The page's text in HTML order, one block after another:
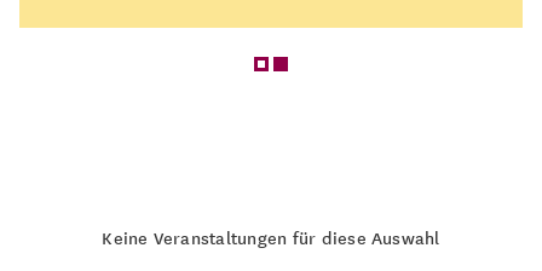
Keine Veranstaltungen für diese Auswahl